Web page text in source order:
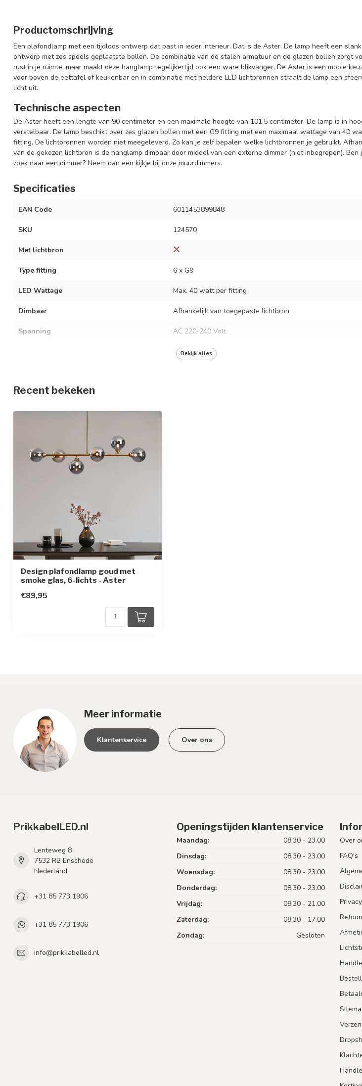
Productomschrijving
Een plafondlamp met een tijdloos ontwerp dat past in ieder interieur. Dat is de Aster. De lamp heeft een slank
ontwerp met zes speels geplaatste bollen. De combinatie van de stalen armatuur en de glazen bollen zorgt
rust in je ruimte, maar maakt deze hanglamp tegelijkertijd ook een ware blikvanger. De Aster is een mooie
voor boven de eettafel of keukenbar en in combinatie met heldere LED lichtbronnen straalt de lamp een
licht uit.
Technische aspecten
De Aster heeft een lengte van 90 centimeter en een maximale hoogte van 101,5 centimeter. De lamp is in
verstelbaar. De lamp beschikt over zes glazen bollen met een G9 fitting met een maximaal wattage van 40
fitting. De lichtbronnen worden niet meegeleverd. Zo kan je zelf bepalen welke lichtbronnen je gebruikt.
van de gekozen lichtbron is de hanglamp dimbaar door middel van een externe dimmer (niet inbegrepen). Ben
zoek naar een dimmer? Neem dan een kijkje bij onze muurdimmers.
Specificaties
EAN Code 6011453899848
SKU 124570
Met lichtbron
Type fitting 6 x G9
LED Wattage Max. 40 watt per fitting
Dimbaar Afhankelijk van toegepaste lichtbron
Spanning AC 220-240 Volt
50/60 Hz
Materiaal
Afmetingen
Beschermingsgraad
Beschermingsklasse
Bekijk alles
Recent bekeken
Design plafondlamp goud met
smoke glas, 6-lichts - Aster
€89,95
Meer informatie
Klantenservice Over ons
PrikkabelLED.nl
Lenteweg 8
7532 RB Enschede
Nederland
+31 85 773 1906
+31 85 773 1906
info@prikkabelled.nl
Openingstijden klantenservice
Maandag:
08.30 - 23.00
Dinsdag:
08.30 - 23.00
Woensdag:
08.30 - 23.00
Donderdag:
08.30 - 23.00
Vrijdag:
08.30 - 21.00
Zaterdag:
08.30 - 17.00
Zondag:
Gesloten
Over
FAQ's